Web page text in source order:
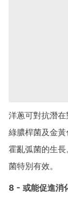
洋蔥可對抗潛在
綠膿桿菌及金
霍亂弧菌的生
菌特別有效。
8 - 或能促進消